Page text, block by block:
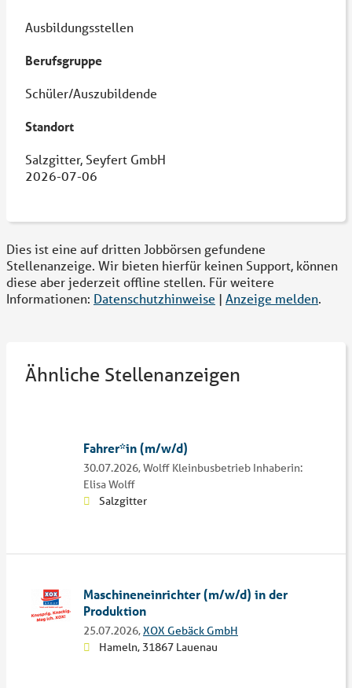
Ausbildungsstellen
Berufsgruppe
Schüler/Auszubildende
Standort
Salzgitter, Seyfert GmbH
2026-07-06
Dies ist eine auf dritten Jobbörsen gefundene
Stellenanzeige. Wir bieten hierfür keinen Support, können
diese aber jederzeit offline stellen. Für weitere
Informationen: Datenschutzhinweise | Anzeige melden.
Ähnliche Stellenanzeigen
Fahrer*in (m/w/d)
30.07.2026,Wolff Kleinbusbetrieb Inhaberin:
Elisa Wolff
Salzgitter
Maschineneinrichter (m/w/d) in der
Produktion
25.07.2026,XOX Gebäck GmbH
Hameln, 31867 Lauenau